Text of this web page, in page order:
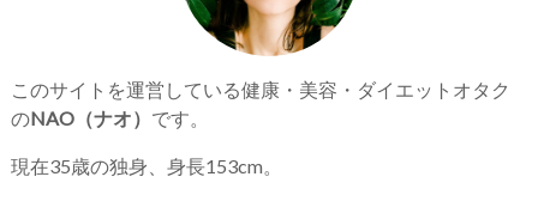
このサイトを運営している健康・美容・ダイエットオタク
のNAO（ナオ） です。
現在35歳の独身、身長153cm。